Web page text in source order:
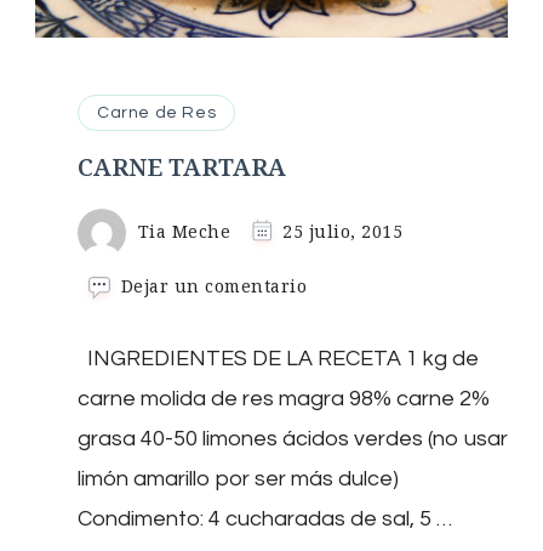
Carne de Res
CARNE TARTARA
Tia Meche 25 julio, 2015
Dejar un comentario
INGREDIENTES DE LA RECETA 1 kg de
carne molida de res magra 98% carne 2%
grasa 40-50 limones ácidos verdes (no usar
limón amarillo por ser más dulce)
Condimento: 4 cucharadas de sal, 5 …